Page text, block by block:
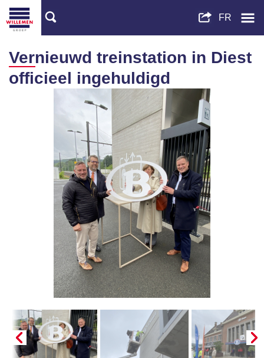
Vernieuwd treinstation in Diest
officieel ingehuldigd